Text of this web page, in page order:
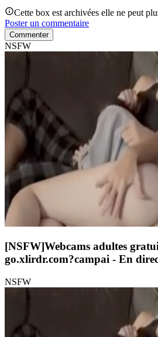
Cette box est archivées elle ne peut
Poster un commentaire
Commenter
NSFW
[NSFW]Webcams adultes
go.xlirdr.com?campai - En
NSFW